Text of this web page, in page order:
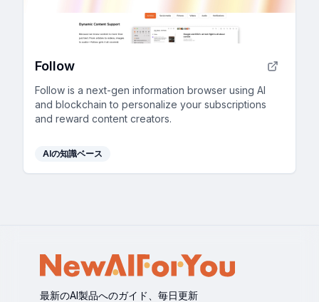
Follow
Follow is a next-gen information browser using AI
and blockchain to personalize your subscriptions
and reward content creators.
AIの知識ベース
最新のAI製品へのガイド、毎日更新